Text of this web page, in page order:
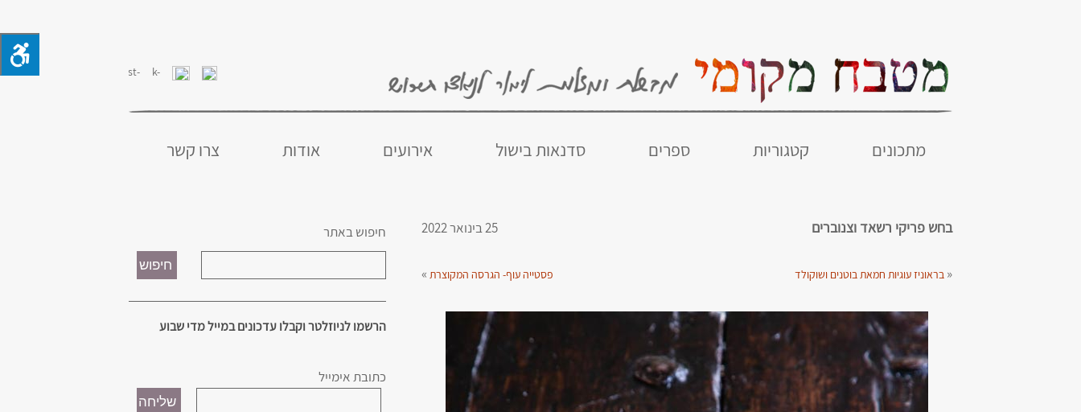
מתכונים קטגוריות ספרים סדנאות בישול אירועים אודות צרו קשר
25 בינואר 2022 בחש פריקי רשאד וצנוברים
« בראוניז עוגיות חמאת בוטנים ושוקולד פסטייה עוף- הגרסה המקוצרת »
חיפוש באתר
הרשמו לניוזלטר וקבלו עדכונים במייל מדי שבוע
כתובת אימייל